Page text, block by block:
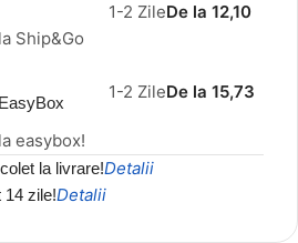
Ship&Go
1-2 ZileDe la 12,10
easybox!
1-2 ZileDe la 15,73
la livrare!Detalii
14 zile!Detalii